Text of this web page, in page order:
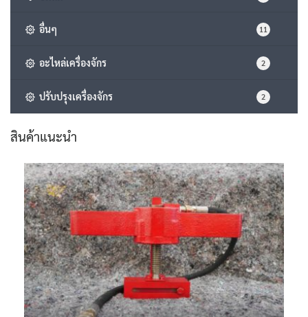
อื่นๆ 11
อะไหล่เครื่องจักร 2
ปรับปรุงเครื่องจักร 2
สินค้าแนะนำ